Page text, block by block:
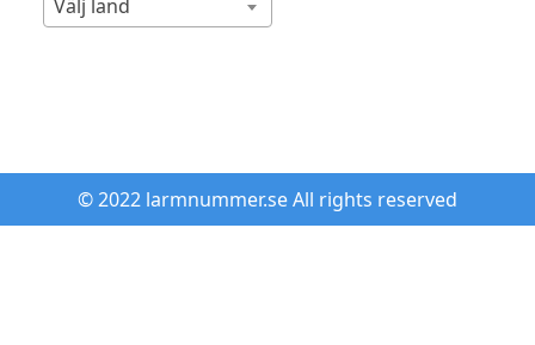
Välj land
© 2022 larmnummer.se All rights reserved